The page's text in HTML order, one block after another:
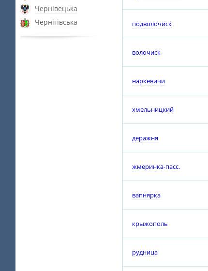
Чернівецька
Чернігівська
подволочиск
волочиск
наркевичи
хмельницкий
деражня
жмеринка-пасс.
вапнярка
крыжополь
рудница